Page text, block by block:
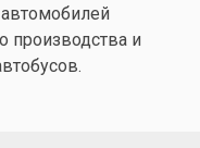
производства и